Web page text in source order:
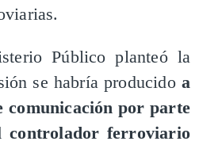
Público planteó la
se habría producidoa
por parte
controlador ferroviario